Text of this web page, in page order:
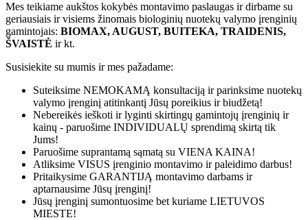
Mes teikiame aukštos kokybės montavimo paslaugas ir dirbame su
geriausiais ir visiems žinomais biologinių nuotekų valymo įrenginių
gamintojais: BIOMAX, AUGUST, BUITEKA, TRAIDENIS,
ŠVAISTĖ ir kt.
Susisiekite su mumis ir mes pažadame:
Suteiksime NEMOKAMĄ konsultaciją ir parinksime nuotekų
valymo įrenginį atitinkantį Jūsų poreikius ir biudžetą!
Nebereikės ieškoti ir lyginti skirtingų gamintojų įrenginių ir
kainų - paruošime INDIVIDUALŲ sprendimą skirtą tik
Jums!
Paruošime suprantamą sąmatą su VIENA KAINA!
Atliksime VISUS įrenginio montavimo ir paleidimo darbus!
Pritaikysime GARANTIJĄ montavimo darbams ir
aptarnausime Jūsų įrenginį!
Jūsų įrenginį sumontuosime bet kuriame LIETUVOS
MIESTE!